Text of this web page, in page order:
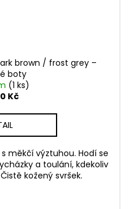
brown / frost grey –
boty
(1 ks)
Kč
měkčí výztuhou. Hodí se
a toulání, kdekoliv
kožený svršek.